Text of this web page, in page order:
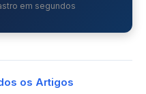
em segundos
os Artigos